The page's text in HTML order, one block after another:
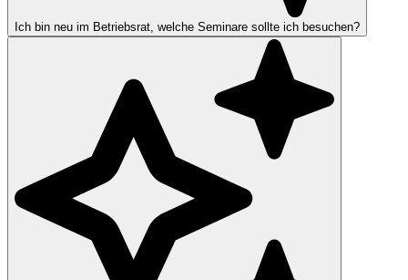
Ich bin neu im Betriebsrat, welche Seminare sollte ich besuchen?